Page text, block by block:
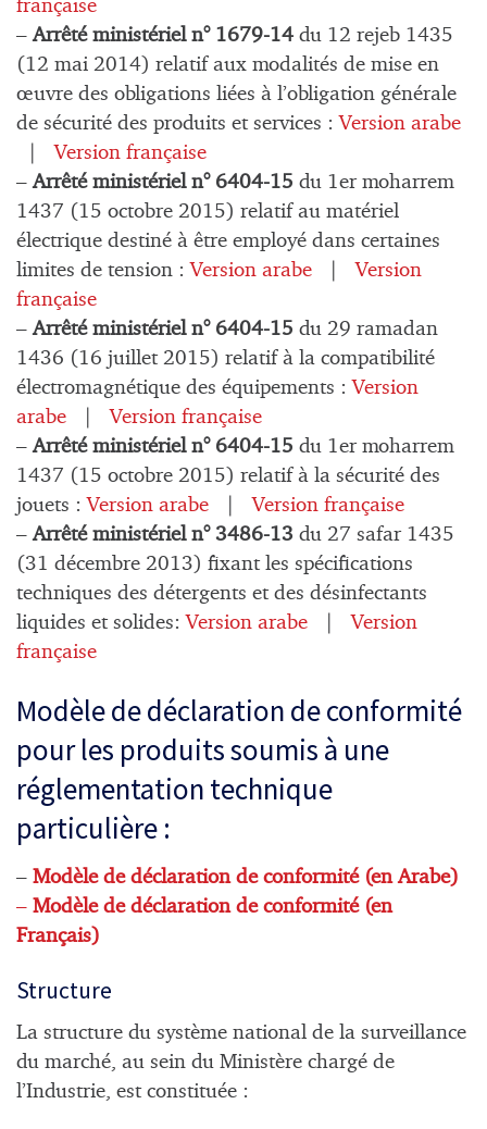
française
– Arrêté ministériel n° 1679-14 du 12 rejeb 1435
(12 mai 2014) relatif aux modalités de mise en
œuvre des obligations liées à l’obligation générale
de sécurité des produits et services :Version arabe
|Version française
– Arrêté ministériel n° 6404-15 du 1er moharrem
1437 (15 octobre 2015) relatif au matériel
électrique destiné à être employé dans certaines
limites de tension :Version arabe |Version
française
– Arrêté ministériel n° 6404-15 du 29 ramadan
1436 (16 juillet 2015) relatif à la compatibilité
électromagnétique des équipements :Version
arabe |Version française
– Arrêté ministériel n° 6404-15 du 1er moharrem
1437 (15 octobre 2015) relatif à la sécurité des
jouets :Version arabe |Version française
– Arrêté ministériel n° 3486-13 du 27 safar 1435
(31 décembre 2013) fixant les spécifications
techniques des détergents et des désinfectants
liquides et solides:Version arabe |Version
française
Modèle de déclaration de conformité
pour les produits soumis à une
réglementation technique
particulière :
– Modèle de déclaration de conformité (en Arabe)
– Modèle de déclaration de conformité (en
Français)
Structure
La structure du système national de la surveillance
du marché, au sein du Ministère chargé de
l’Industrie, est constituée :